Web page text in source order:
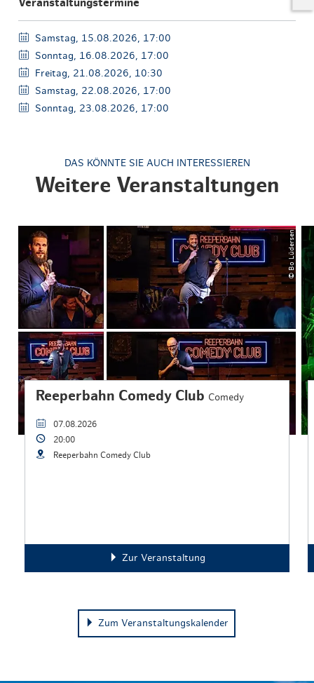
Veranstaltungstermine
Samstag, 15.08.2026, 17:00
Sonntag, 16.08.2026, 17:00
Freitag, 21.08.2026, 10:30
Samstag, 22.08.2026, 17:00
Sonntag, 23.08.2026, 17:00
DAS KÖNNTE SIE AUCH INTERESSIEREN
Weitere Veranstaltungen
© Bo Lüdersen
Reeperbahn Comedy Club Comedy
07.08.2026
20:00
Reeperbahn Comedy Club
Zur Veranstaltung
Zum Veranstaltungskalender